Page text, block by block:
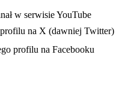
karcie
w serwisie YouTube
profilu na X (dawniej Twitter)
karcie
profilu na Facebooku